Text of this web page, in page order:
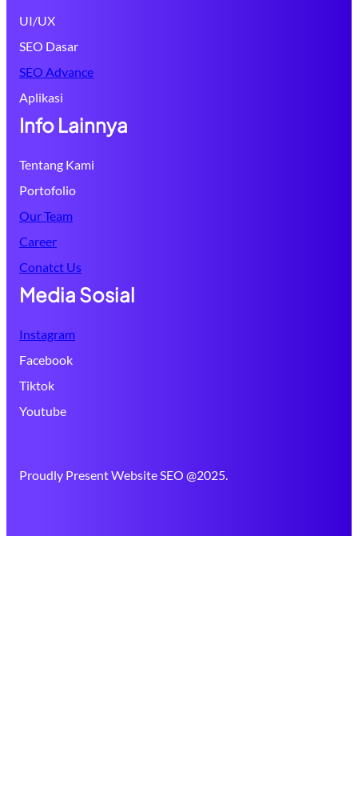
UI/UX
SEO Dasar
SEO Advance
Aplikasi
Info Lainnya
Tentang Kami
Portofolio
Our Team
Career
Conatct Us
Media Sosial
Instagram
Facebook
Tiktok
Youtube
Proudly Present Website SEO @2025.